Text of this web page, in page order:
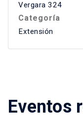
Vergara 324
Categoría
Extensión
Eventos